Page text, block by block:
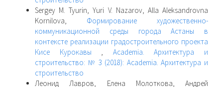
Sergey M. Tyurin, Yuri V. Nazarov, Alla Aleksandrovna
Kornilova, Формирование художественно-
коммуникационной среды города Астаны в
контексте реализации градостроительного проекта
Кисе Курокавы , Academia. Архитектура и
строительство: № 3 (2018): Academia. Архитектура и
строительство
Леонид Лавров, Елена Молоткова, Андрей